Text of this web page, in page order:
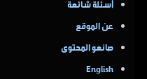
عن الموقع
صانعو المحتوى
English